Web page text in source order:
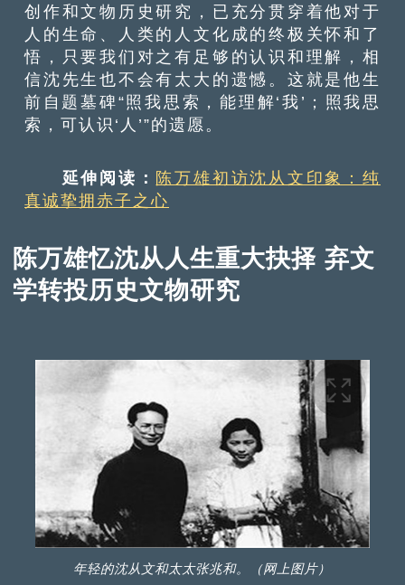
创作和文物历史研究，已充分贯穿着他对于
人的生命、人类的人文化成的终极关怀和了
悟，只要我们对之有足够的认识和理解，相
信沈先生也不会有太大的遗憾。这就是他生
前自题墓碑“照我思索，能理解‘我’；照我思
索，可认识‘人’”的遗愿。
延伸阅读： 陈万雄初访沈从文印象：纯
真诚挚拥赤子之心
陈万雄忆沈从人生重大抉择 弃文
学转投历史文物研究
年轻的沈从文和太太张兆和。（网上图片）